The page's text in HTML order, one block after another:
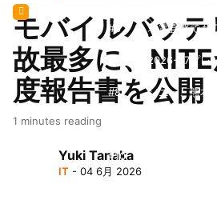
「地元メディアの報道
#6 地震直撃でも
限らない…先端半導体
2026-27プレ
送・配信日程まとめ
#8 ソニー、熊本
懸念
工場が生産能力全回復
#10
モバイルバッテ
故最多に、
度報告書を公開
1 minutes reading
Yuki Tanaka
IT - 04 6月 2026